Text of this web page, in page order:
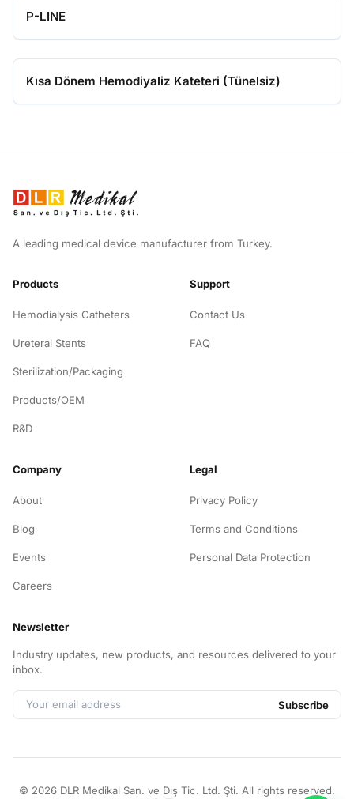
P-LINE
Kısa Dönem Hemodiyaliz Kateteri (Tünelsiz)
A leading medical device manufacturer from Turkey.
Products
Hemodialysis Catheters
Ureteral Stents
Sterilization/Packaging
Products/OEM
R&D
Support
Contact Us
FAQ
Company
About
Blog
Events
Careers
Legal
Privacy Policy
Terms and Conditions
Personal Data Protection
Newsletter
Industry updates, new products, and resources delivered to your
inbox.
Subscribe
© 2026 DLR Medikal San. ve Dış Tic. Ltd. Şti. All rights reserved.